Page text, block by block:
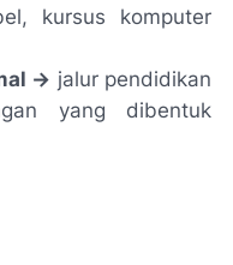
kursus komputer
-> jalur pendidikan
yang dibentuk